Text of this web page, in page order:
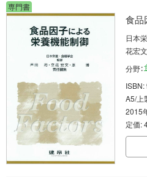
専門書
食品
日本
花宏
分野：
A5/上
2015
定価: